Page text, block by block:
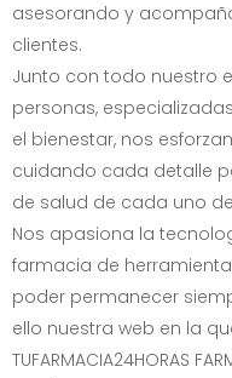
asesorando y
clientes.
Junto con todo nuestro
personas,
el bienestar, nos
cuidando cada detalle
de salud de cada uno
Nos apasiona la
farmacia de
poder permanecer
ello nuestra web en la
TUFARMACIA24HORAS